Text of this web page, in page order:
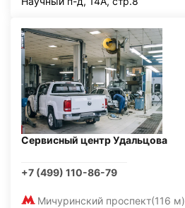
Сервисный центр Удальцова
+7 (499) 110-86-79
Мичуринский проспект(116 м)